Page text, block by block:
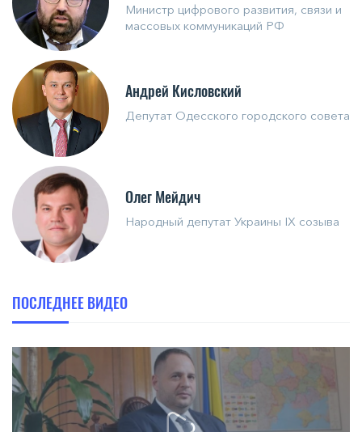
Министр цифрового развития, связи и
массовых коммуникаций РФ
Андрей Кисловский
Депутат Одесского городского совета
Олег Мейдич
Народный депутат Украины IX созыва
ПОСЛЕДНЕЕ ВИДЕО